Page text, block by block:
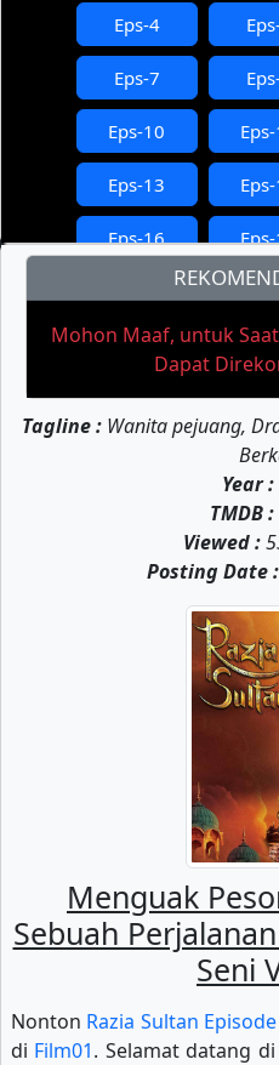
Eps-4
Eps-7
Eps-10
Eps-13
Eps-16
Eps-22 Eps-
Eps-25
Eps-34
Mohon Maaf, untuk
Dapat
Tagline :Wanita pejuang,
Year :
TMDB :
Viewed :
Posting Date :
Menguak
Sebuah
Seni
Nonton Razia Sultan
di Film01. Selamat datang